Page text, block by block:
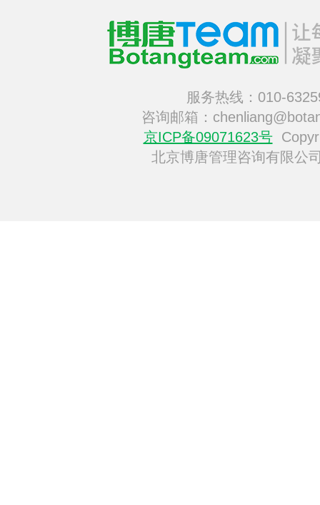
服务热线：010-
咨询邮箱：
京ICP备09071623号
北京博唐管理咨询有限公